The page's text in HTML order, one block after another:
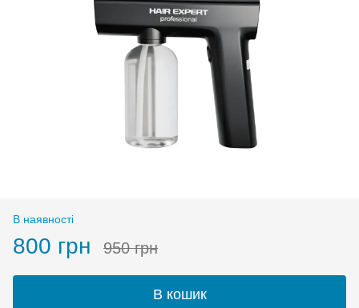
В наявності
800 грн 950 грн
В кошик